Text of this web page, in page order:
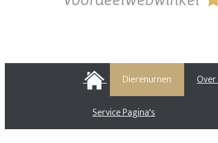
HOME Dierenurnen
Service Pagina's